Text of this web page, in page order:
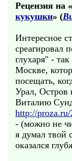
Рецензия на «
кукушки» (
Интересное
среагировал
глухаря" -
Москве,
посещать,
Урал, Остров
Виталию
http://
- (можно не
я думал твой
оказался